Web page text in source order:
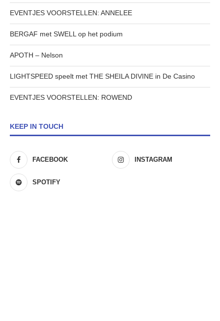
EVENTJES VOORSTELLEN: ANNELEE
BERGAF met SWELL op het podium
APOTH – Nelson
LIGHTSPEED speelt met THE SHEILA DIVINE in De Casino
EVENTJES VOORSTELLEN: ROWEND
KEEP IN TOUCH
FACEBOOK INSTAGRAM
SPOTIFY